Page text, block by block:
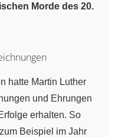
Morde des 20.
hatte Martin Luther
und Ehrungen
erhalten. So
Beispiel im Jahr